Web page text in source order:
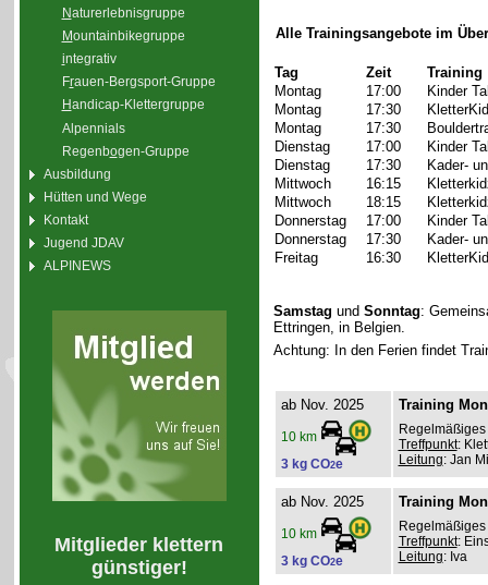
Naturerlebnisgruppe
Mountainbikegruppe
integrativ
Frauen-Bergsport-Gruppe
Handicap-Klettergruppe
Alpennials
Regenbogen-Gruppe
Ausbildung
Hütten und Wege
Kontakt
Jugend JDAV
ALPINEWS
Mitglieder klettern
günstiger!
Alle Trainingsangebote im
Tag Zeit
Training
Montag
17:00
Kinder
Montag
17:30
Montag
17:30
Dienstag
17:00
Kinder
Dienstag
17:30
Kader-
Mittwoch
16:15
Mittwoch
18:15
Donnerstag
17:00
Kinder
Donnerstag
17:30
Kader-
Freitag
16:30
Samstag und Sonntag:
Ettringen, in Belgien.
Achtung: In den Ferien findet
ab Nov. 2025
10 km
3 kg CO2e
Training
Treffpunkt:
Leitung: Jan
ab Nov. 2025
10 km
3 kg CO2e
Training
Treffpunkt:
Leitung: Iva